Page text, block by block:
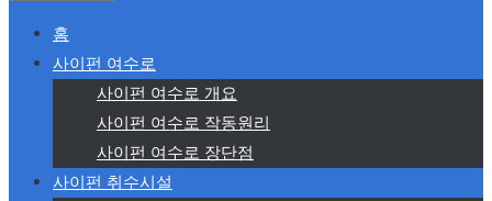
홈
사이펀 여수로
사이펀 여수로 개요
사이펀 여수로 작동원리
사이펀 여수로 장단점
사이펀 취수시설